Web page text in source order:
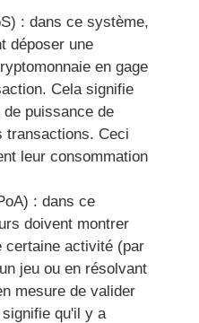
: dans ce système,
déposer une
en gage
Cela signifie
puissance de
transactions. Ceci
leur consommation
: dans ce
doivent montrer
certaine activité (par
jeu ou en résolvant
mesure de valider
qu'il y a